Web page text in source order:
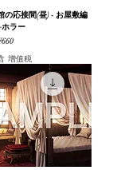
の応接間(昼) - お屋敷編
ホラー
增值税